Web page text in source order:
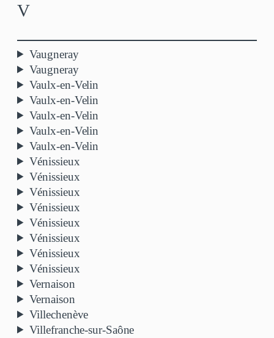
V
Vaugneray
Vaugneray
Vaulx-en-Velin
Vaulx-en-Velin
Vaulx-en-Velin
Vaulx-en-Velin
Vaulx-en-Velin
Vénissieux
Vénissieux
Vénissieux
Vénissieux
Vénissieux
Vénissieux
Vénissieux
Vénissieux
Vernaison
Vernaison
Villechenève
Villefranche-sur-Saône